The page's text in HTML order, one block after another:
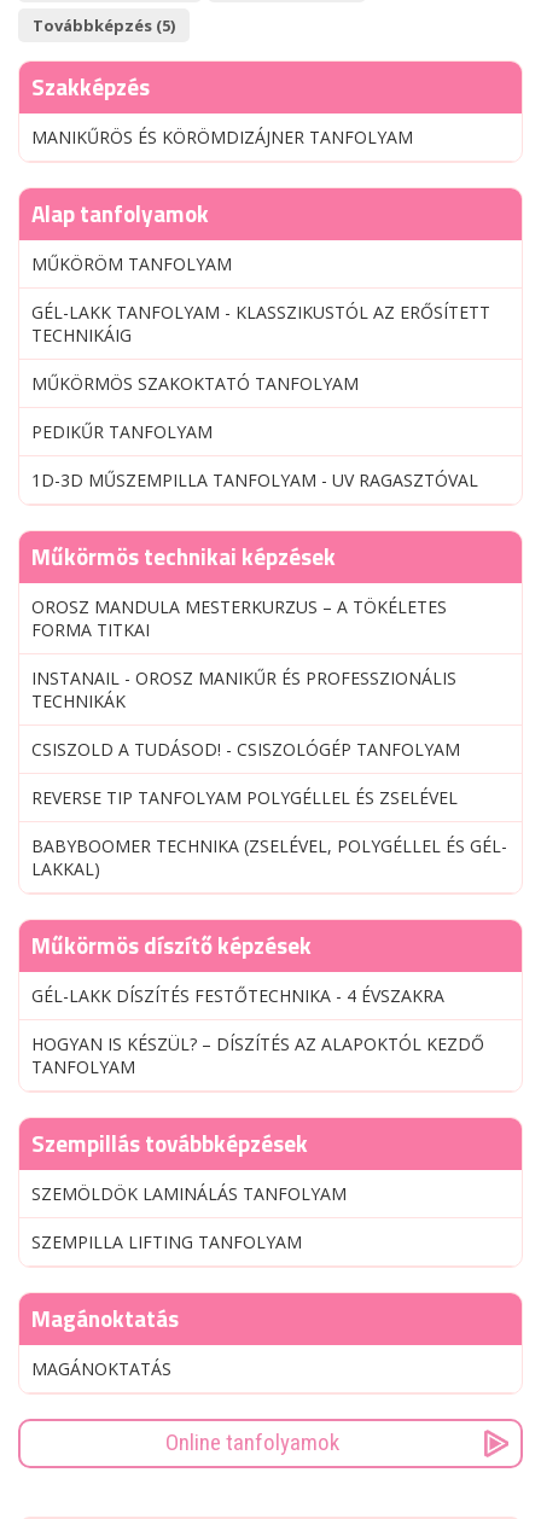
Továbbképzés (5)
Szakképzés
MANIKŰRÖS ÉS KÖRÖMDIZÁJNER TANFOLYAM
Alap tanfolyamok
MŰKÖRÖM TANFOLYAM
GÉL-LAKK TANFOLYAM - KLASSZIKUSTÓL AZ ERŐSÍTETT
TECHNIKÁIG
MŰKÖRMÖS SZAKOKTATÓ TANFOLYAM
PEDIKŰR TANFOLYAM
1D-3D MŰSZEMPILLA TANFOLYAM - UV RAGASZTÓVAL
Műkörmös technikai képzések
OROSZ MANDULA MESTERKURZUS – A TÖKÉLETES
FORMA TITKAI
INSTANAIL - OROSZ MANIKŰR ÉS PROFESSZIONÁLIS
TECHNIKÁK
CSISZOLD A TUDÁSOD! - CSISZOLÓGÉP TANFOLYAM
REVERSE TIP TANFOLYAM POLYGÉLLEL ÉS ZSELÉVEL
BABYBOOMER TECHNIKA (ZSELÉVEL, POLYGÉLLEL ÉS GÉL-
LAKKAL)
Műkörmös díszítő képzések
GÉL-LAKK DÍSZÍTÉS FESTŐTECHNIKA - 4 ÉVSZAKRA
HOGYAN IS KÉSZÜL? – DÍSZÍTÉS AZ ALAPOKTÓL KEZDŐ
TANFOLYAM
Szempillás továbbképzések
SZEMÖLDÖK LAMINÁLÁS TANFOLYAM
SZEMPILLA LIFTING TANFOLYAM
Magánoktatás
MAGÁNOKTATÁS
Online tanfolyamok